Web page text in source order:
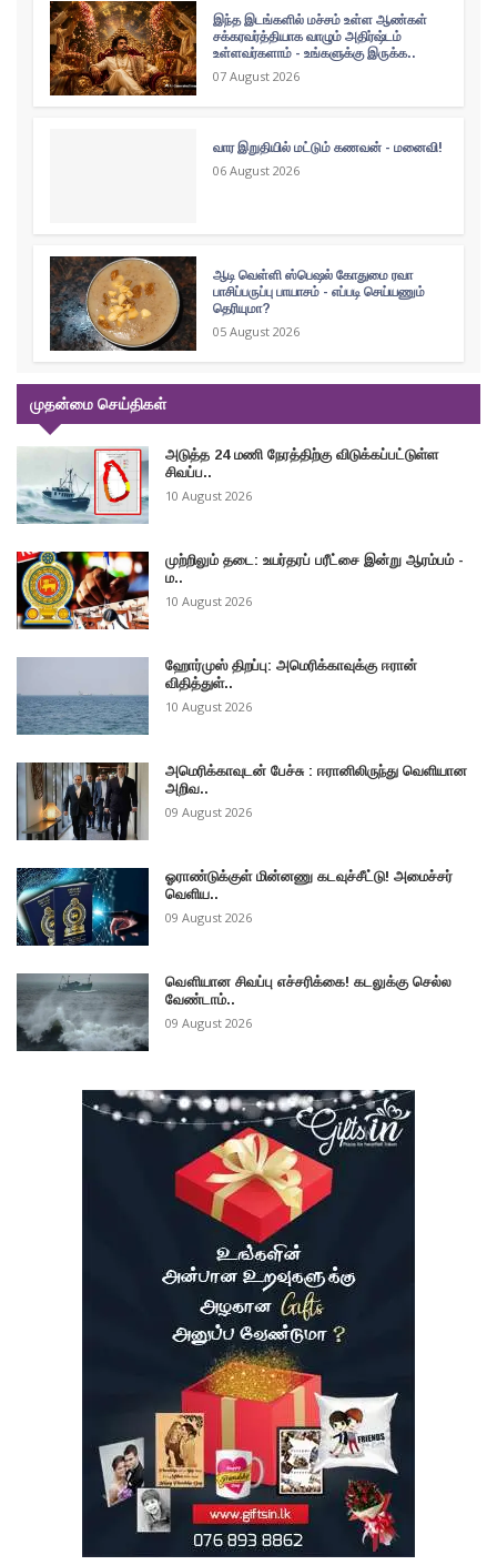
இந்த இடங்களில் மச்சம் உள்ள ஆண்கள்
சக்கரவர்த்தியாக வாழும் அதிர்ஷ்டம்
உள்ளவர்களாம் - உங்களுக்கு இருக்க..
07 August 2026
வார இறுதியில் மட்டும் கணவன் - மனைவி!
06 August 2026
ஆடி வெள்ளி ஸ்பெஷல் கோதுமை ரவா
பாசிப்பருப்பு பாயாசம் - எப்படி செய்யணும்
தெரியுமா?
05 August 2026
முதன்மை செய்திகள்
அடுத்த 24 மணி நேரத்திற்கு விடுக்கப்பட்டுள்ள
சிவப்ப..
10 August 2026
முற்றிலும் தடை: உயர்தரப் பரீட்சை இன்று ஆரம்பம் -
ம..
10 August 2026
ஹோர்முஸ் திறப்பு: அமெரிக்காவுக்கு ஈரான்
விதித்துள்..
10 August 2026
அமெரிக்காவுடன் பேச்சு : ஈரானிலிருந்து வெளியான
அறிவ..
09 August 2026
ஓராண்டுக்குள் மின்னணு கடவுச்சீட்டு! அமைச்சர்
வெளிய..
09 August 2026
வௌியான சிவப்பு எச்சரிக்கை! கடலுக்கு செல்ல
வேண்டாம்..
09 August 2026